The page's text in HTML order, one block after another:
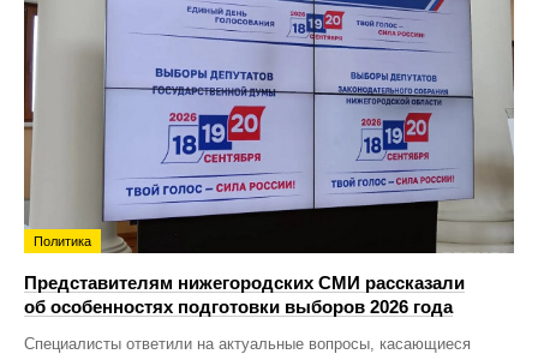
Политика
Представителям нижегородских СМИ рассказали
об особенностях подготовки выборов 2026 года
Специалисты ответили на актуальные вопросы, касающиеся